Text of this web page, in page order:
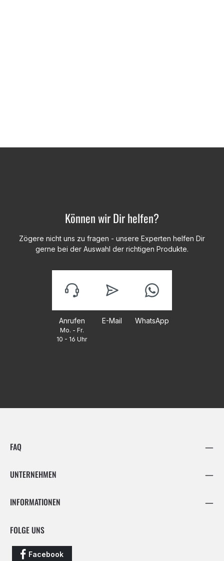
Können wir Dir helfen?
Zögere nicht uns zu fragen - unsere Experten helfen Dir
gerne bei der Auswahl der richtigen Produkte.
Anrufen
Mo. - Fr.
10 - 16 Uhr
E-Mail WhatsApp
FAQ
UNTERNEHMEN
INFORMATIONEN
FOLGE UNS
Facebook